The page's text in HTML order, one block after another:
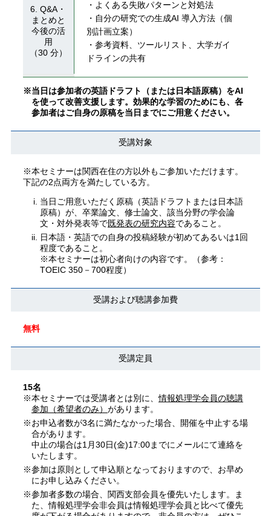
6. Q&A・
まとめと
今後の活
⽤
（30 分）
・よくある失敗パターンと対処法
・⾃分の研究での⽣成AI 導⼊⽅法（個
別計画⽴案）
・参考資料、ツールリスト、⼤学ガイ
ドラインの共有
※当日は参加者の英語ドラフト（または日本語原稿）をAI
を使って改善支援します。効果的な学習のためにも、各
参加者はご自身の原稿を当日までにご用意ください。
受講対象
※本セミナーは関西在住の方以外もご参加いただけます。
下記の2点両方を満たしている方。
当日ご用意いただく原稿（英語ドラフトまたは日本語
原稿）が、卒業論文、修士論文、該当分野の学会論
文・対外発表等で既発表の研究内容であること。
日本語・英語での自身の投稿経験が初めてあるいは1回
程度であること。
※本セミナーは初心者向けの内容です。（参考：
TOEIC 350－700程度）
受講および聴講参加費
無料
受講定員
15名
※本セミナーでは受講者とは別に、情報処理学会員の聴講
参加（希望者のみ） があります。
※お申込者数が3名に満たなかった場合、開催を中止する場
合があります。
中止の場合は1月30日(金)17:00までにメールにて連絡を
いたします。
※参加は原則として申込順となっておりますので、お早め
にお申し込みください。
※参加者多数の場合、関西支部会員を優先いたします。ま
た、情報処理学会非会員は情報処理学会員と比べて優先